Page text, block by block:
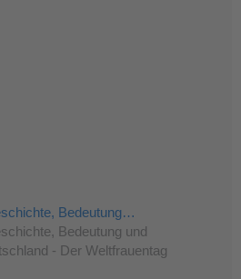
Bedeutung…
Bedeutung und
- Der Weltfrauentag